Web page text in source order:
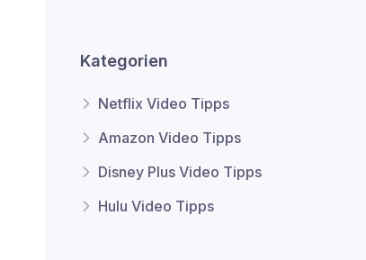
Kategorien
Netflix Video Tipps
Amazon Video Tipps
Disney Plus Video Tipps
Hulu Video Tipps